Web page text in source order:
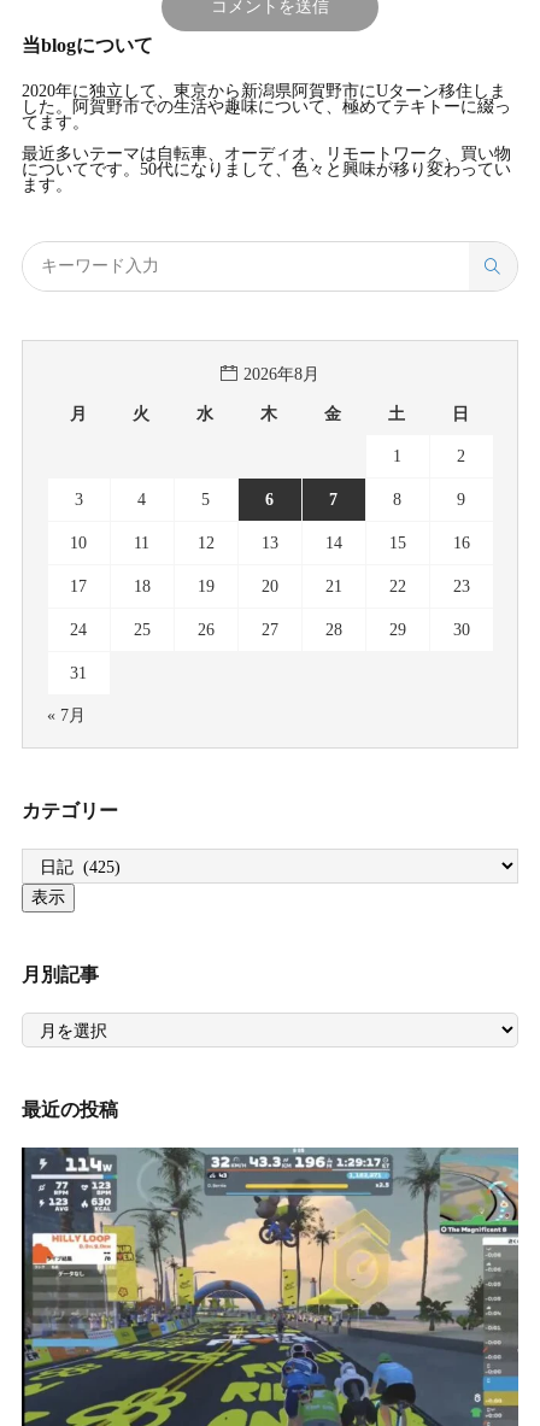
当blogについて
2020年に独立して、東京から新潟県阿賀野市にUターン移住しま
した。阿賀野市での生活や趣味について、極めてテキトーに綴っ
てます。
最近多いテーマは自転車、オーディオ、リモートワーク、買い物
についてです。50代になりまして、色々と興味が移り変わってい
ます。
2026年8月
月 火 水 木 金 土 日
1 2
3 4 5 6 7 8 9
10 11 12 13 14 15 16
17 18 19 20 21 22 23
24 25 26 27 28 29 30
31
« 7月
カテゴリー
月別記事
月
記
最近の投稿